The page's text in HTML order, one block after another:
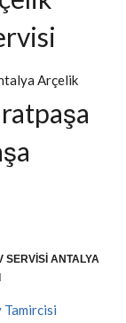
Arçelik
SERVISI ANTALYA
Tamircisi